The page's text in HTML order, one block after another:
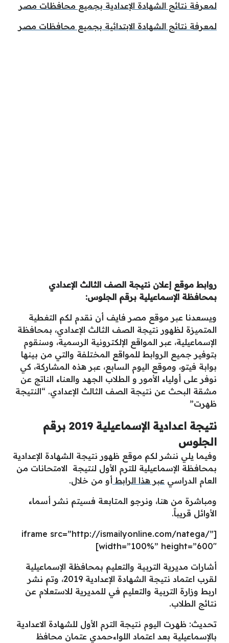
لمعرفة نتائج الشهادة الإعدادية بجميع محافظات مصر
لمعرفة نتائج الشهادة الابتدائية بجميع محافظات مصر
روابط موقع إعلان نتيجة الصف الثالث الإعدادي
بمحافظة الإسماعيلية برقم الجلوس:
ويسعدنا عبر موقع مصر فايف أن نقدم لكم التغطية
المتميزة لظهور نتيجة الصف الثالث الإعدادي، بمحافظة
الإسماعيلية، عبر المواقع الإلكترونية الرسمية، وسنقوم
بتوفير جميع الروابط للمواقع المختلفة والتي من بينها
بوابة فيتو، وموقع اليوم السابع، عبر هذه المشاركة، كي
نوفر على أولياء الأمور و الطلاب الجهد والعناء الناتج عن
مشقة البحث عن نتيجة الصف الثالث الإعدادي. “النتيجة
ظهرت”
نتيجة اعدادية الإسماعيلية 2019 برقم
الجلوس
وفيما يلي ننشر لكم موقع ظهور نتيجة الشهادة الإعدادية
بمحافظة الإسماعيلية للترم الأول لنتيجة الامتحانات من
العام الدراسي عبر هذا الرابط أو من خلال.
ومباشرة من هنا، ونرجو المتابعة فسيتم نشر أسماء
الأوائل قريباً.
[iframe src=”http://ismailyonline.com/natega/”
width=”100%” height=”600″]
أشارات مديرية التربية والتعليم بمحافظة الإسماعيلية
لقرب اعتماد نتيجة الشهادة الإعدادية 2019، وتم نشر
اربط وزارة التربية والتعليم في للمديرية للاستعلام عن
نتائج الطلاب.
تحديث: ظهرت اليوم نتيجة الترم الأول للشهادة الاعدادية
بالإسماعيلية بعد اعتماد اللواءحمدي عتمان محافظ